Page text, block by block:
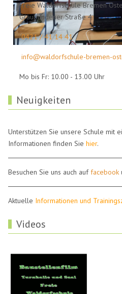
Freie Waldorfschule Bremen
Graubündener Straße 4
0421 / 41 14 41
info@waldorfschule-bremen-
Mo bis Fr: 10.00 - 13.00 Uhr
Neuigkeiten
Unterstützen Sie unsere Schule mit
Informationen finden Siehier.
Besuchen Sie uns auch auffacebook
Aktuelle Informationen und
Videos